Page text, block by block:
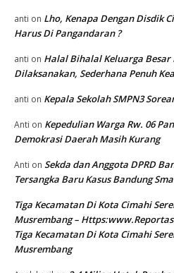
anti on Lho, Kenapa Dengan Disdik
Harus Di Pangandaran ?
anti on Halal Bihalal Keluarga Besar
Dilaksanakan, Sederhana Penuh
anti on Kepala Sekolah SMPN3
Anti on Kepedulian Warga Rw. 06
Demokrasi Daerah Masih Kurang
Anti on Sekda dan Anggota DPRD
Tersangka Baru Kasus Bandung
Tiga Kecamatan Di Kota Cimahi
Musrembang –
Tiga Kecamatan Di Kota Cimahi
Musrembang